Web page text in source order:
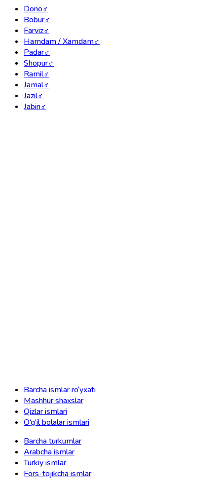
Dono♂
Bobur♂
Farviz♂
Hamdam / Xamdam♂
Padar♂
Shopur♂
Ramil♂
Jamal♂
Jazil♂
Jabin♂
Barcha ismlar ro‘yxati
Mashhur shaxslar
Qizlar ismlari
O‘g‘il bolalar ismlari
Barcha turkumlar
Arabcha ismlar
Turkiy ismlar
Fors-tojikcha ismlar